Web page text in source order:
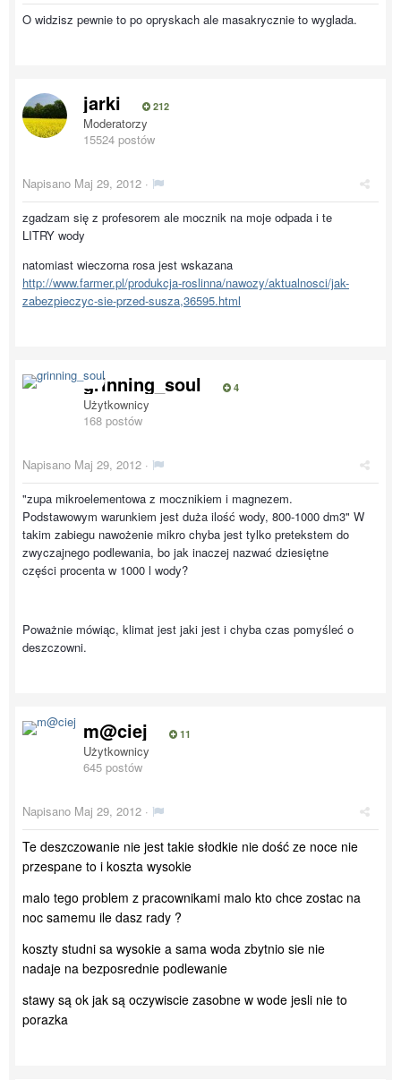
O widzisz pewnie to po opryskach ale masakrycznie to wyglada.
jarki 212
Moderatorzy
15524 postów
Napisano Maj 29, 2012 ·
zgadzam się z profesorem ale mocznik na moje odpada i te
LITRY wody
natomiast wieczorna rosa jest wskazana
http://www.farmer.pl/produkcja-roslinna/nawozy/aktualnosci/jak-
zabezpieczyc-sie-przed-susza,36595.html
grinning_soul 4
Użytkownicy
168 postów
Napisano Maj 29, 2012 ·
"zupa mikroelementowa z mocznikiem i magnezem.
Podstawowym warunkiem jest duża ilość wody, 800-1000 dm3" W
takim zabiegu nawożenie mikro chyba jest tylko pretekstem do
zwyczajnego podlewania, bo jak inaczej nazwać dziesiętne
części procenta w 1000 l wody?
Poważnie mówiąc, klimat jest jaki jest i chyba czas pomyśleć o
deszczowni.
m@ciej 11
Użytkownicy
645 postów
Napisano Maj 29, 2012 ·
Te deszczowanie nie jest takie słodkie nie dość ze noce nie
przespane to i koszta wysokie
malo tego problem z pracownikami malo kto chce zostac na
noc samemu ile dasz rady ?
koszty studni sa wysokie a sama woda zbytnio sie nie
nadaje na bezposrednie podlewanie
stawy są ok jak są oczywiscie zasobne w wode jesli nie to
porazka